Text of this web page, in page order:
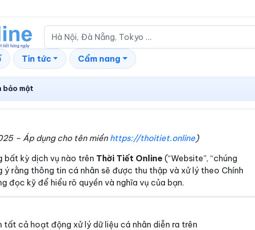
Tin tức Cẩm nang
bảo mật
– Áp dụng cho tên miền https://thoitiet.online)
bất kỳ dịch vụ nào trên Thời Tiết Online (“Website”, “chúng
ý rằng thông tin cá nhân sẽ được thu thập và xử lý theo Chính
đọc kỹ để hiểu rõ quyền và nghĩa vụ của bạn.
tất cả hoạt động xử lý dữ liệu cá nhân diễn ra trên